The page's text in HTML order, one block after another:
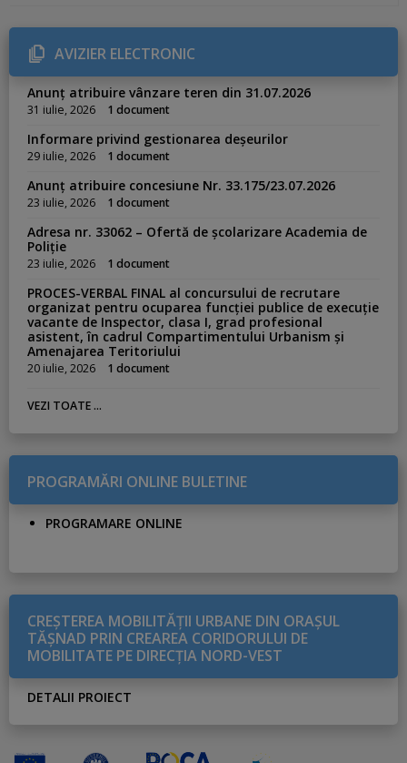
r
i
e
s
AVIZIER ELECTRONIC
Anunț atribuire vânzare teren din 31.07.2026
31 iulie, 2026 1 document
Informare privind gestionarea deșeurilor
29 iulie, 2026 1 document
Anunț atribuire concesiune Nr. 33.175/23.07.2026
23 iulie, 2026 1 document
Adresa nr. 33062 – Ofertă de școlarizare Academia de
Poliție
23 iulie, 2026 1 document
PROCES-VERBAL FINAL al concursului de recrutare
organizat pentru ocuparea funcției publice de execuție
vacante de Inspector, clasa I, grad profesional
asistent, în cadrul Compartimentului Urbanism și
Amenajarea Teritoriului
20 iulie, 2026 1 document
VEZI TOATE ...
PROGRAMĂRI ONLINE BULETINE
PROGRAMARE ONLINE
CREŞTEREA MOBILITĂŢII URBANE DIN ORAŞUL
TĂŞNAD PRIN CREAREA CORIDORULUI DE
MOBILITATE PE DIRECŢIA NORD-VEST
DETALII PROIECT